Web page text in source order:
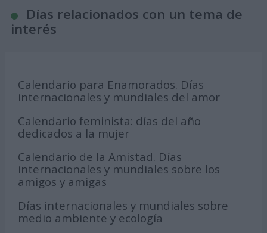
Días relacionados con un tema de
interés
Calendario para Enamorados. Días
internacionales y mundiales del amor
Calendario feminista: días del año
dedicados a la mujer
Calendario de la Amistad. Días
internacionales y mundiales sobre los
amigos y amigas
Días internacionales y mundiales sobre
medio ambiente y ecología